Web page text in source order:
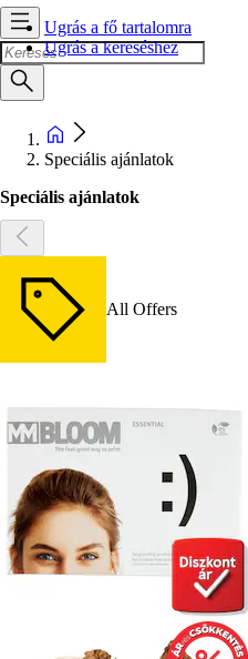
Ugrás a fő tartalomra
Ugrás a kereséshez
Speciális ajánlatok
Speciális ajánlatok
All Offers